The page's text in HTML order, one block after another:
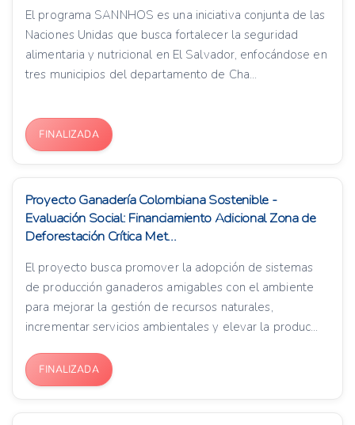
El programa SANNHOS es una iniciativa conjunta de las
Naciones Unidas que busca fortalecer la seguridad
alimentaria y nutricional en El Salvador, enfocándose en
tres municipios del departamento de Cha...
FINALIZADA
Proyecto Ganadería Colombiana Sostenible -
Evaluación Social: Financiamiento Adicional Zona de
Deforestación Crítica Met...
El proyecto busca promover la adopción de sistemas
de producción ganaderos amigables con el ambiente
para mejorar la gestión de recursos naturales,
incrementar servicios ambientales y elevar la produc...
FINALIZADA